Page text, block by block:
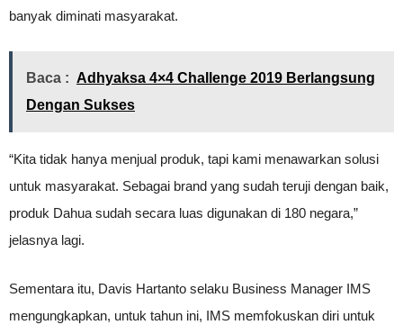
banyak diminati masyarakat.
Baca : Adhyaksa 4×4 Challenge 2019 Berlangsung
Dengan Sukses
“Kita tidak hanya menjual produk, tapi kami menawarkan solusi
untuk masyarakat. Sebagai brand yang sudah teruji dengan baik,
produk Dahua sudah secara luas digunakan di 180 negara,”
jelasnya lagi.
Sementara itu, Davis Hartanto selaku Business Manager IMS
mengungkapkan, untuk tahun ini, IMS memfokuskan diri untuk